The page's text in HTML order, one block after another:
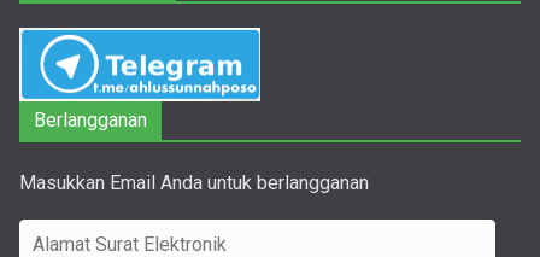
Berlangganan
Masukkan Email Anda untuk berlangganan